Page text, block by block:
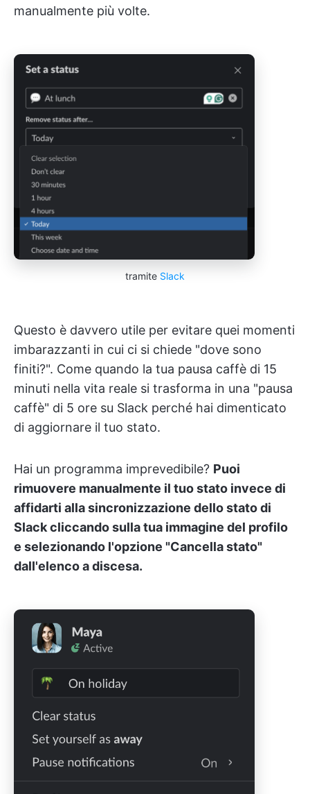
manualmente più volte.
tramite Slack
Questo è davvero utile per evitare quei momenti
imbarazzanti in cui ci si chiede "dove sono
finiti?". Come quando la tua pausa caffè di 15
minuti nella vita reale si trasforma in una "pausa
caffè" di 5 ore su Slack perché hai dimenticato
di aggiornare il tuo stato.
Hai un programma imprevedibile? Puoi
rimuovere manualmente il tuo stato invece di
affidarti alla sincronizzazione dello stato di
Slack cliccando sulla tua immagine del profilo
e selezionando l'opzione "Cancella stato"
dall'elenco a discesa.